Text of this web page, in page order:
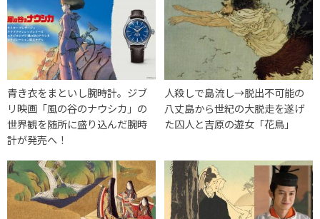
青き衣をまといし腕時計。ジブ
リ映画「風の谷のナウシカ」の
世界観を随所に盛り込んだ腕時
計が発売へ！
人殺しで島流し→脱出不可能の
八丈島から世紀の大脱走を遂げ
た囚人と吉原の遊女「花鳥」